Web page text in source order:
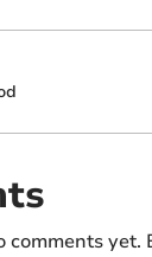
comments yet.